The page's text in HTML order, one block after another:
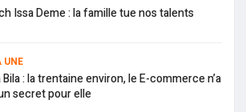
Issa Deme : la famille tue nos talents
UNE
Bila : la trentaine environ, le E-commerce n’a
secret pour elle